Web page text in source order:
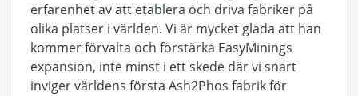
erfarenhet av att etablera och driva fabriker på
olika platser i världen. Vi är mycket glada att han
kommer förvalta och förstärka EasyMinings
expansion, inte minst i ett skede där vi snart
inviger världens första Ash2Phos fabrik för